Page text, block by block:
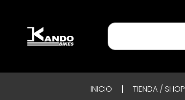
INICIO TIENDA / SHOP